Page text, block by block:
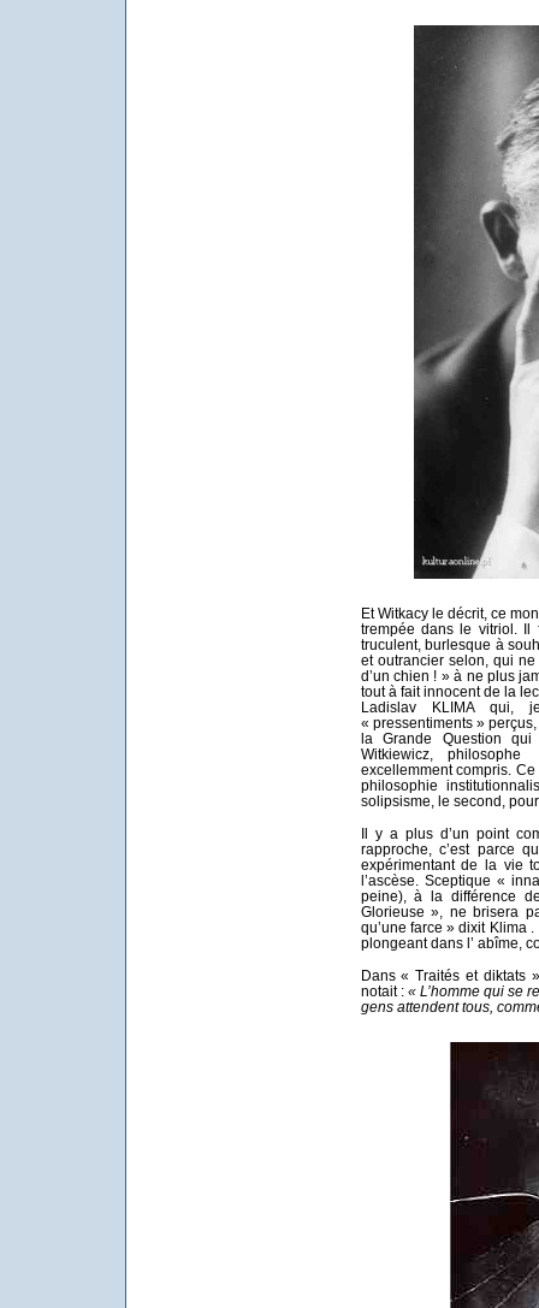
Et Witkacy le décrit, ce
trempée dans le vitriol. Il
truculent, burlesque à
et outrancier selon, qui
d’un chien ! » à ne plus
tout à fait innocent de la
Ladislav KLIMA qui,
« pressentiments »
la Grande Question
Witkiewicz,
excellemment compris.
philosophie
solipsisme, le second,
Il y a plus d’un point
rapproche, c’est parce
expérimentant de la vie
l’ascèse. Sceptique «
peine), à la différence
Glorieuse », ne brisera
qu’une farce » dixit Klima
plongeant dans l’ abîme,
Dans « Traités et
notait : « L’homme qui se
gens attendent tous,